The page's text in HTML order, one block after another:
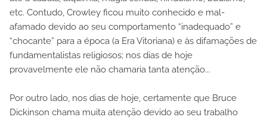
etc. Contudo, Crowley ficou muito conhecido e mal-
afamado devido ao seu comportamento “inadequado” e
“chocante” para a época (a Era Vitoriana) e às difamações de
fundamentalistas religiosos; nos dias de hoje
provavelmente ele não chamaria tanta atenção...
Por outro lado, nos dias de hoje, certamente que Bruce
Dickinson chama muita atenção devido ao seu trabalho